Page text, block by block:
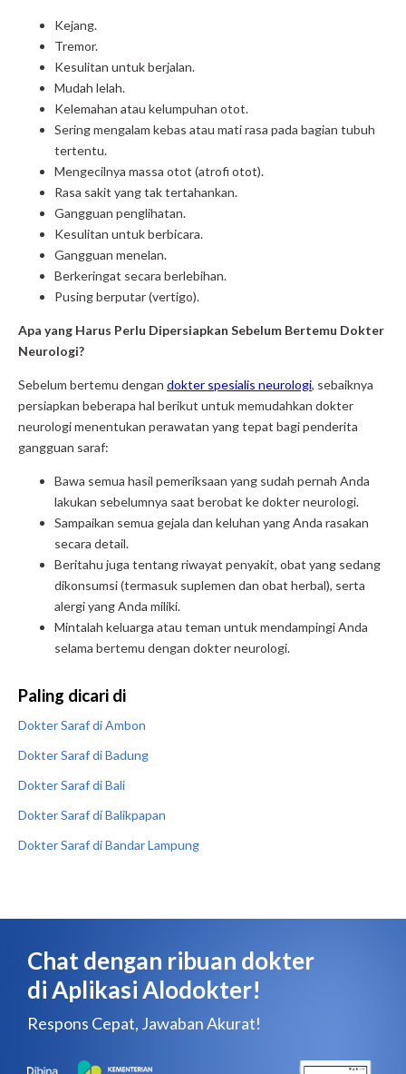
Kejang.
Tremor.
Kesulitan untuk berjalan.
Mudah lelah.
Kelemahan atau kelumpuhan otot.
Sering mengalam kebas atau mati rasa pada bagian tubuh
tertentu.
Mengecilnya massa otot (atrofi otot).
Rasa sakit yang tak tertahankan.
Gangguan penglihatan.
Kesulitan untuk berbicara.
Gangguan menelan.
Berkeringat secara berlebihan.
Pusing berputar (vertigo).
Apa yang Harus Perlu Dipersiapkan Sebelum Bertemu Dokter
Neurologi?
Sebelum bertemu dengan dokter spesialis neurologi, sebaiknya
persiapkan beberapa hal berikut untuk memudahkan dokter
neurologi menentukan perawatan yang tepat bagi penderita
gangguan saraf:
Bawa semua hasil pemeriksaan yang sudah pernah Anda
lakukan sebelumnya saat berobat ke dokter neurologi.
Sampaikan semua gejala dan keluhan yang Anda rasakan
secara detail.
Beritahu juga tentang riwayat penyakit, obat yang sedang
dikonsumsi (termasuk suplemen dan obat herbal), serta
alergi yang Anda miliki.
Mintalah keluarga atau teman untuk mendampingi Anda
selama bertemu dengan dokter neurologi.
Paling dicari di
Dokter Saraf di Ambon
Dokter Saraf di Badung
Dokter Saraf di Bali
Dokter Saraf di Balikpapan
Dokter Saraf di Bandar Lampung